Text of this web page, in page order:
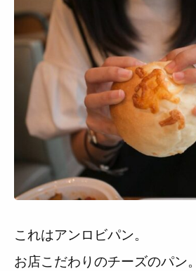
これはアンロビパン。
お店こだわりのチーズのパン。